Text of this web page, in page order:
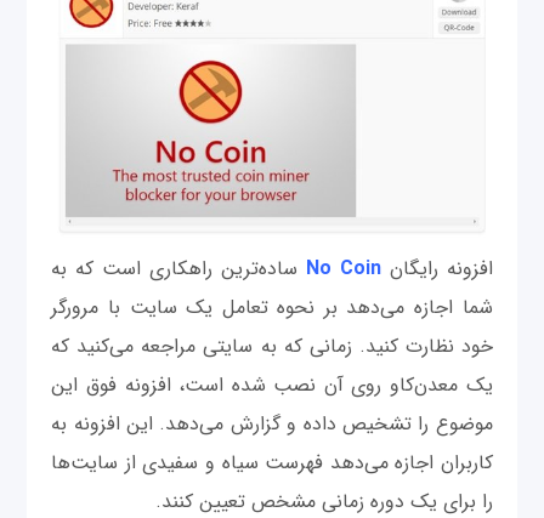
افزونه رایگانNo Coin ساده‌ترین راهکاری است که به
شما اجازه می‌دهد بر نحوه تعامل یک سایت با مرورگر
خود نظارت کنید. زمانی که به سایتی مراجعه می‌کنید که
یک معدن‌کاو روی آن نصب شده است، افزونه فوق این
موضوع را تشخیص داده و گزارش می‌دهد. این افزونه به
کاربران اجازه می‌دهد فهرست سیاه و سفیدی از سایت‌ها
را برای یک دوره زمانی مشخص تعیین کنند.